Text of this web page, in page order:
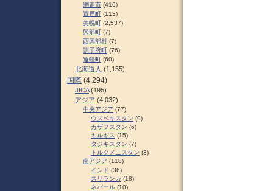
網走市 (416)
置戸町 (113)
美幌町 (2,537)
興部町 (7)
西興部村 (7)
訓子府町 (76)
遠軽町 (60)
北海道人 (1,155)
国際 (4,294)
JICA(195)
アジア (4,032)
中央アジア (77)
ウズベキスタン (9)
カザフスタン (6)
キルギス (15)
タジキスタン (7)
トルクメニスタン (3)
南アジア (118)
インド (36)
スリランカ (18)
ネパール (10)